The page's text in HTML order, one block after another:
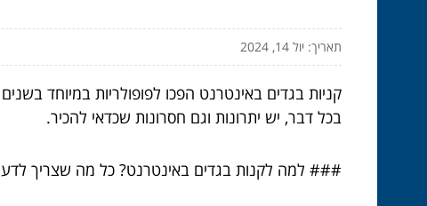
תאריך: יול 14, 2024
קניות בגדים באינטרנט הפכו לפופולריות במיוחד
בכל דבר, יש יתרונות וגם חסרונות שכדאי להכיר.
### למה לקנות בגדים באינטרנט? כל מה שצריך